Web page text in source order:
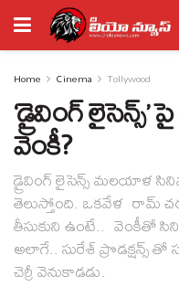
Home Cinema Tollywood
‘డ్రైవింగ్
వెంకీ?
డ్రైవింగ్ లైసెన్స్ మలయాళ
తెలుస్తోంది. ఒకవేళ రామ్
తీసుకుని ఉంటే.. వెంకీతో
అలాగే.. సురేశ్ ప్రొడక్షన్స్
చెర్రీ వెనుకాడడు.